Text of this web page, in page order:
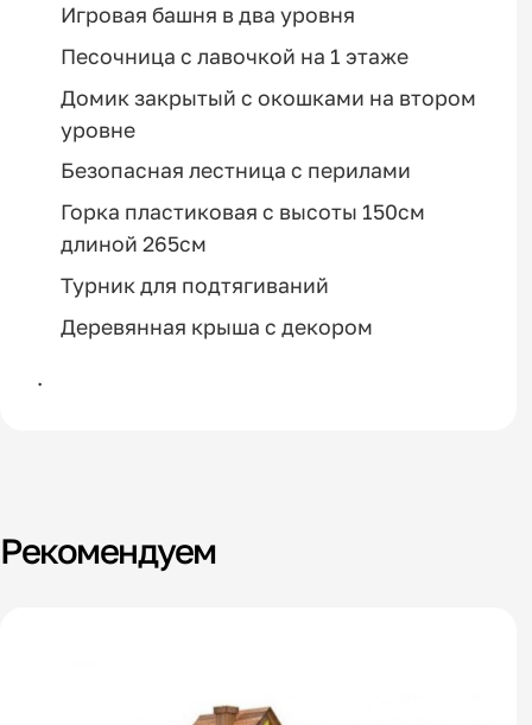
Игровая башня в два уровня
Песочница с лавочкой на 1 этаже
Домик закрытый с окошками на втором
уровне
Безопасная лестница с перилами
Горка пластиковая с высоты 150см
длиной 265см
Турник для подтягиваний
Деревянная крыша с декором
.
Рекомендуем